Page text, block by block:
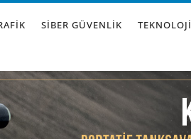
SIBER GÜVENLIK TEKNOLOJI